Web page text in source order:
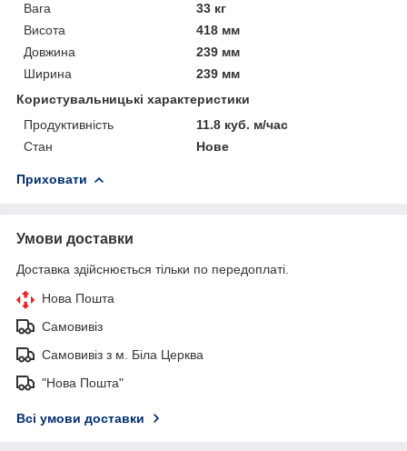
Вага
33 кг
Висота
418 мм
Довжина
239 мм
Ширина
239 мм
Користувальницькі характеристики
Продуктивність
11.8 куб. м/час
Стан
Нове
Приховати
Умови доставки
Доставка здійснюється тільки по передоплаті.
Нова Пошта
Самовивіз
Самовивіз з м. Біла Церква
"Нова Пошта"
Всі умови доставки